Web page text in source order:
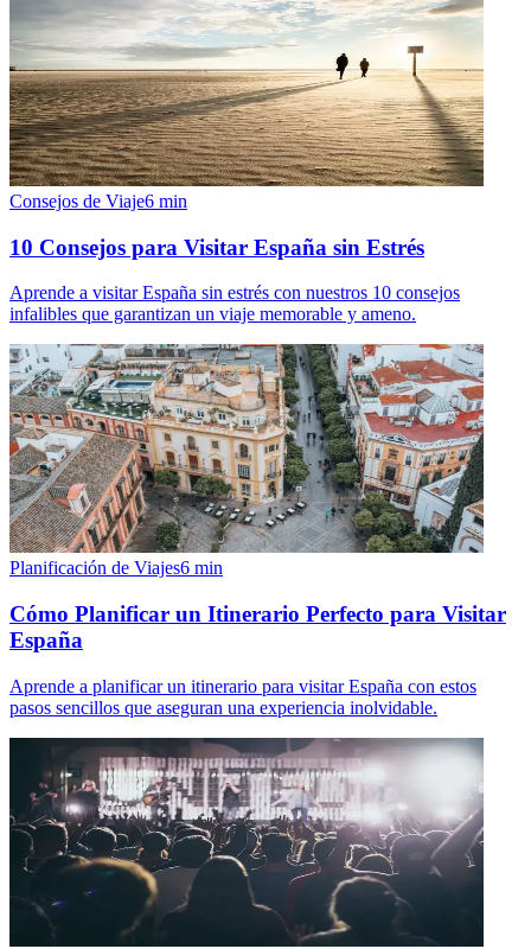
Consejos de Viaje6 min
10 Consejos para Visitar España sin Estrés
Aprende a visitar España sin estrés con nuestros 10 consejos
infalibles que garantizan un viaje memorable y ameno.
Planificación de Viajes6 min
Cómo Planificar un Itinerario Perfecto para Visitar
España
Aprende a planificar un itinerario para visitar España con estos
pasos sencillos que aseguran una experiencia inolvidable.